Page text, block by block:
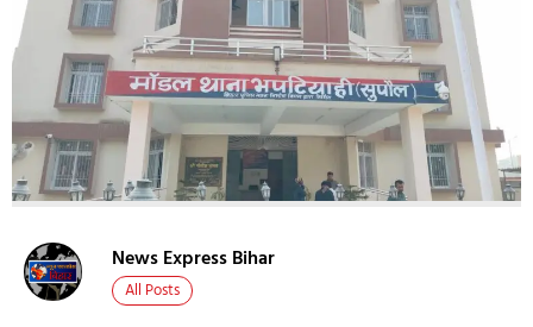
News Express Bihar
All Posts